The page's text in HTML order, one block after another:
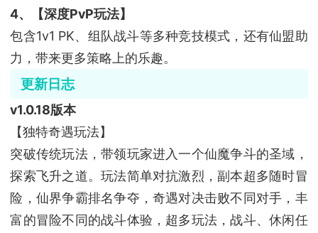
4、【深度PvP玩法】
包含1v1 PK、组队战斗等多种竞技模式，还有仙盟助
力，带来更多策略上的乐趣。
更新日志
v1.0.18版本
【独特奇遇玩法】
突破传统玩法，带领玩家进入一个仙魔争斗的圣域，
探索飞升之道。玩法简单对抗激烈，副本超多随时冒
险，仙界争霸排名争夺，奇遇对决击败不同对手，丰
富的冒险不同的战斗体验，超多玩法，战斗、休闲任